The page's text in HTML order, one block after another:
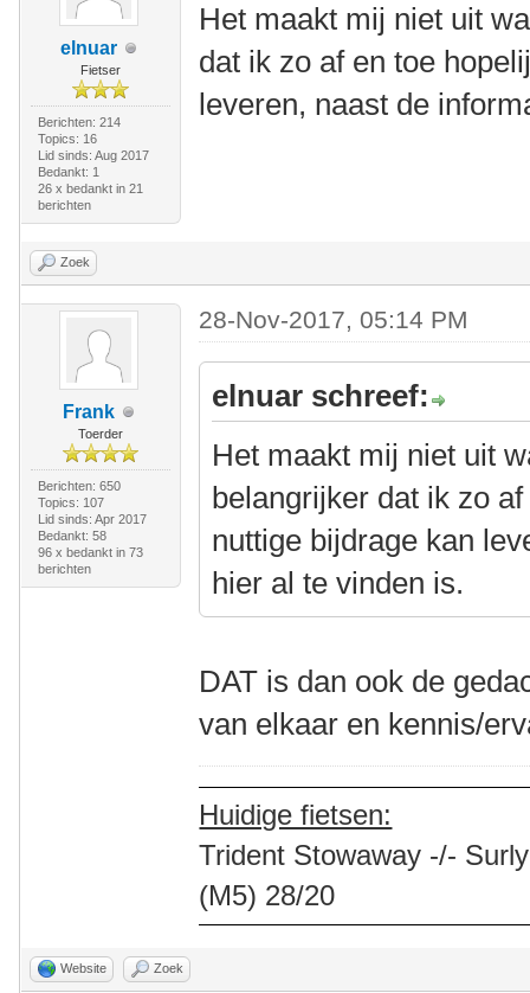
elnuar
Fietser
Berichten: 214
Topics: 16
Lid sinds: Aug 2017
Bedankt: 1
26 x bedankt in 21
berichten
Het maakt mij niet uit
dat ik zo af en toe
leveren, naast de
Zoek
Frank
Toerder
Berichten: 650
Topics: 107
Lid sinds: Apr 2017
Bedankt: 58
96 x bedankt in 73
berichten
28-Nov-2017, 05:14 PM
elnuar schreef:
Het maakt mij niet uit
belangrijker dat ik zo
nuttige bijdrage kan
hier al te vinden is.
DAT is dan ook de
van elkaar en kennis/
Huidige fietsen:
Trident Stowaway -/-
(M5) 28/20
Website Zoek